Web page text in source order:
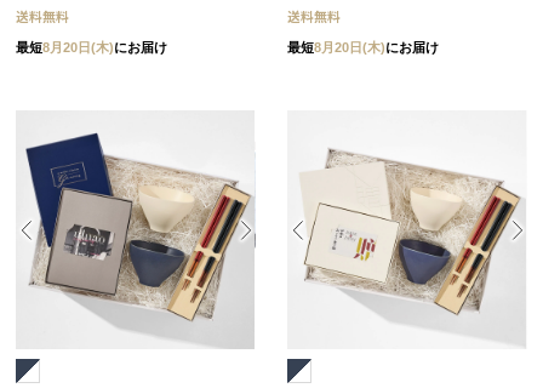
送料無料
最短8月20日(木)にお届け
送料無料
最短8月20日(木)にお届け